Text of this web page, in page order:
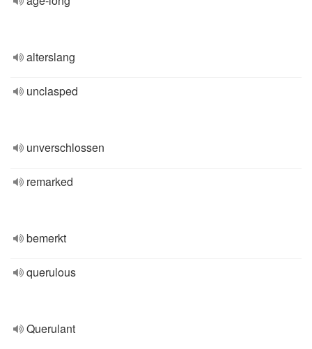
alterslang
unclasped
unverschlossen
remarked
bemerkt
querulous
Querulant